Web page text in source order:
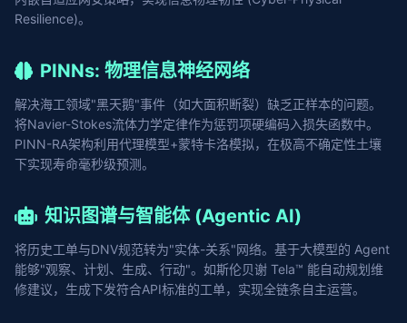
Resilience)。
PINNs: 物理信息神经网络
解决海工领域"黑天鹅"事件（如大面积断裂）缺乏正样本的问题。
将Navier-Stokes流体力学定律作为惩罚项硬编码入损失函数中。
PINN-RA架构利用代理模型+蒙特卡洛模拟，在极高不确定性土壤
下实现寿命毫秒级预测。
知识图谱与智能体 (Agentic AI)
将历史工单与DNV规范转为"实体-关系"网络。基于大模型的 Agent
能够"观察、计划、生成、行动"。如斯伦贝谢 Tela™ 能自动规划维
修建议，生成下发符合API标准的工单，实现全链条自主运营。